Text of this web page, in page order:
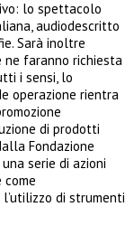
lo spettacolo
audiodescritto
Sarà inoltre
faranno richiesta
i sensi, lo
operazione rientra
di prodotti
Fondazione
serie di azioni
di strumenti